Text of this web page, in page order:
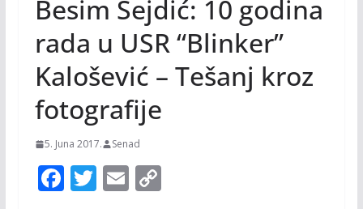
Besim Sejdić: 10 godina
rada u USR “Blinker”
Kalošević – Tešanj kroz
fotografije
5. Juna 2017. Senad
F T E C